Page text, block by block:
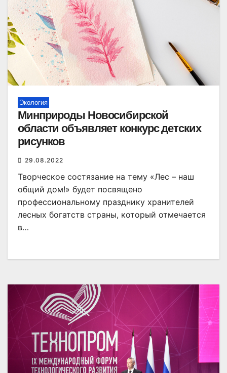
Экология
Минприроды Новосибирской
области объявляет конкурс детских
рисунков
29.08.2022
Творческое состязание на тему «Лес – наш
общий дом!» будет посвящено
профессиональному празднику хранителей
лесных богатств страны, который отмечается
в…